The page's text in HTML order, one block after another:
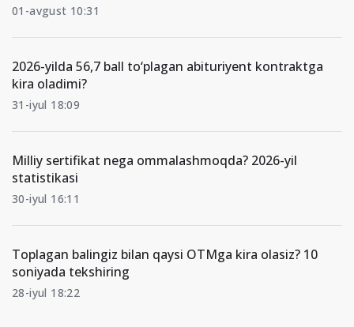
01-avgust 10:31
2026-yilda 56,7 ball to‘plagan abituriyent kontraktga
kira oladimi?
31-iyul 18:09
Milliy sertifikat nega ommalashmoqda? 2026-yil
statistikasi
30-iyul 16:11
Toplagan balingiz bilan qaysi OTMga kira olasiz? 10
soniyada tekshiring
28-iyul 18:22